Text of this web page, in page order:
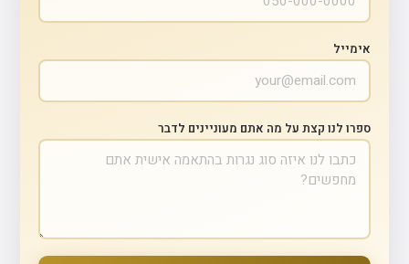
אימייל
ספרו לנו קצת על מה אתם מעוניינים לדבר